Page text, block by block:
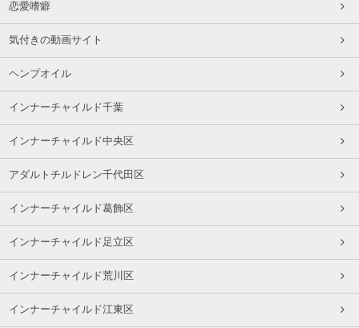
恋愛嗜癖
気付きの動画サイト
ヘンプオイル
インナーチャイルド千葉
インナーチャイルド中央区
アダルトチルドレン千代田区
インナーチャイルド葛飾区
インナーチャイルド足立区
インナーチャイルド荒川区
インナーチャイルド江東区